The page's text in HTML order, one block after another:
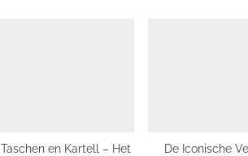
Taschen en Kartell – Het
De Iconische